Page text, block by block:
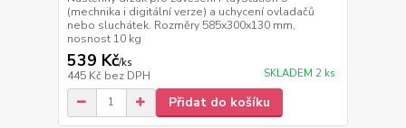
(mechnika i digitální verze) a uchycení ovladačů
nebo sluchátek. Rozměry 585x300x130 mm,
nosnost 10 kg
539 Kč/ks
445 Kč bez DPH SKLADEM 2 ks
Přidat do košíku